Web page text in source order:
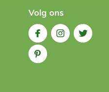
Volg ons